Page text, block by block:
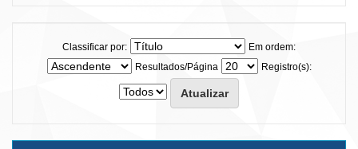
Classificar por:
Em ordem:
Resultados/Página
Registro(s):